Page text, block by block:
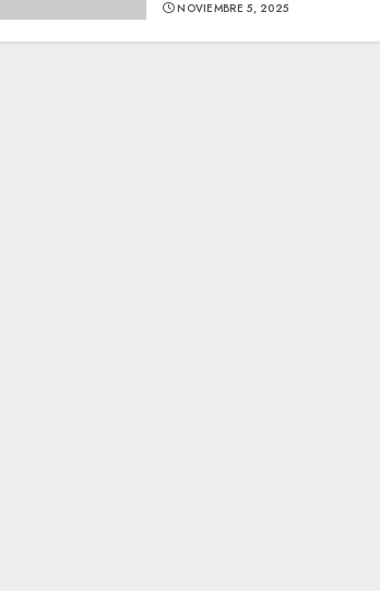
NOVIEMBRE 5, 2025